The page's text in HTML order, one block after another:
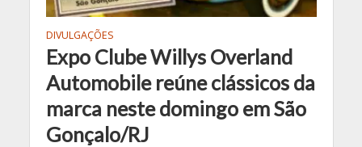
DIVULGAÇÕES
Expo Clube Willys Overland
Automobile reúne clássicos da
marca neste domingo em São
Gonçalo/RJ